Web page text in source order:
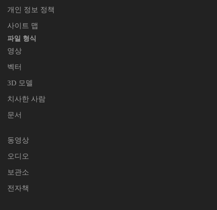
개인 정보 정책
사이트 맵
파일 형식
영상
벡터
3D 모델
치사한 사람
문서
동영상
오디오
보관소
전자책